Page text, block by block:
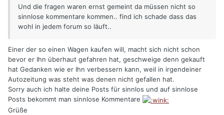
Und die fragen waren ernst gemeint da müssen nicht so
sinnlose kommentare kommen.. find ich schade dass das
wohl in jedem forum so läuft..
Einer der so einen Wagen kaufen will, macht sich nicht schon
bevor er Ihn überhaut gefahren hat, geschweige denn gekauft
hat Gedanken wie er Ihn verbessern kann, weil in irgendeiner
Autozeitung was steht was denen nicht gefallen hat.
Sorry auch ich halte deine Posts für sinnlos und auf sinnlose
Posts bekommt man sinnlose Kommentare
Grüße